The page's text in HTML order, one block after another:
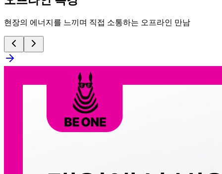
현장의 에너지를 느끼며 직접 소통하는 오프라인 만남